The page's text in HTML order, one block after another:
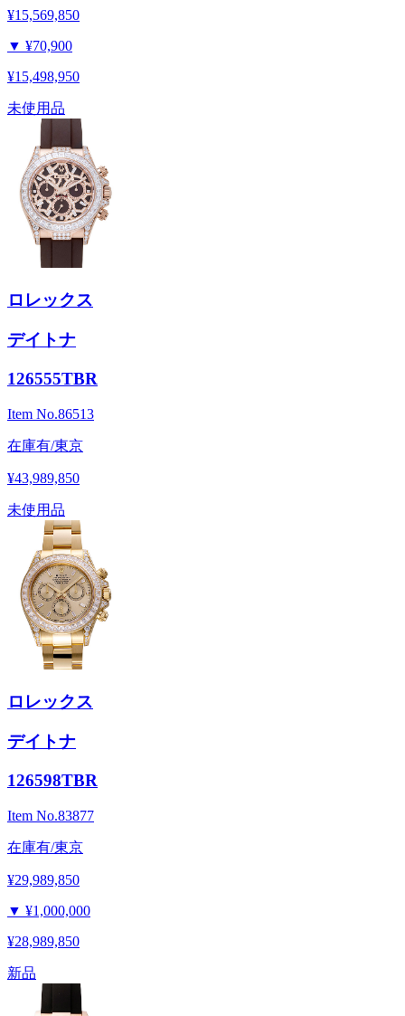
¥15,569,850
▼ ¥70,900
¥15,498,950
未使用品
ロレックス
デイトナ
126555TBR
Item No.86513
在庫有/東京
¥43,989,850
未使用品
ロレックス
デイトナ
126598TBR
Item No.83877
在庫有/東京
¥29,989,850
▼ ¥1,000,000
¥28,989,850
新品